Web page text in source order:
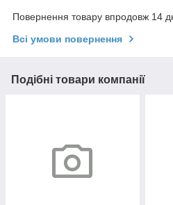
Повернення товару впродовж 14
Всі умови повернення
Подібні товари компанії